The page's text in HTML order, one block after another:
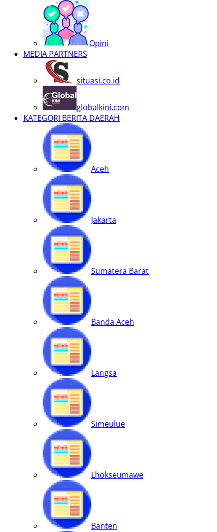
Opini
MEDIA PARTNERS
situasi.co.id
globalkini.com
KATEGORI BERITA DAERAH
Aceh
Jakarta
Sumatera Barat
Banda Aceh
Langsa
Simeulue
Lhokseumawe
Banten